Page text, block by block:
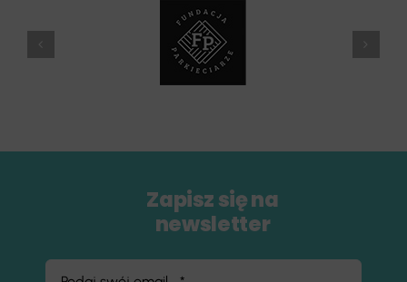
Zapisz się na
newsletter